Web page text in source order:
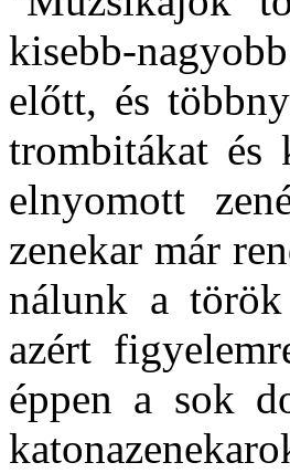
kisebb-
előtt, és
trombitákat és
elnyomott
zenekar már
nálunk a
azért
éppen a sok